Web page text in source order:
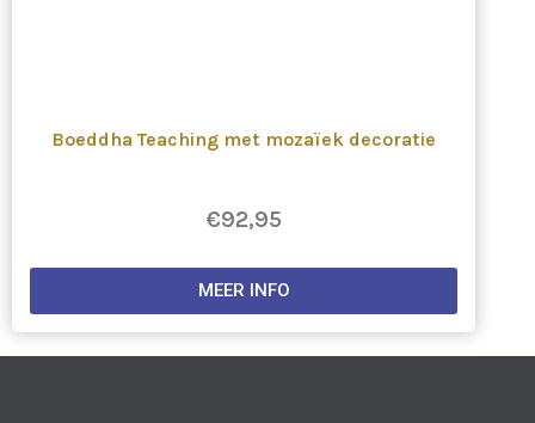
Boeddha Teaching met mozaïek decoratie
€92,95
MEER INFO